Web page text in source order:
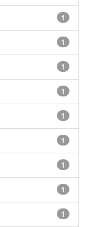
1
1
1
1
1
1
1
1
1